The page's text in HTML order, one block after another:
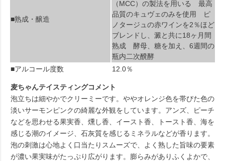
■熟成・醸造
（MCC）の製法を用いる 最高
品質のキュヴェのみを使用 ピ
ノタージュの赤ワインを2％ほど
ブレンドし、澱と共に18ヶ月間
熟成 酵母、糖を加え、6週間の
瓶内二次醗酵
■アルコール度数
12.0％
麦ちゃんテイスティングコメント
泡立ちは細やかでクリーミーです。ややオレンジ色を帯びた色の
淡いサーモンピンクの綺麗な外観をしています。アンズ、ピーチ
などを思わせる果実香、燻し香、イースト香、トースト香、海を
感じる潮のイメージ、石灰質を感じるミネラルなどが香ります。
泡の刺激は心地よく口当たりスムーズで、よく熟した旨味の要素
が濃い果実味がたっぷり広がります。膨らみがありふくよかで、